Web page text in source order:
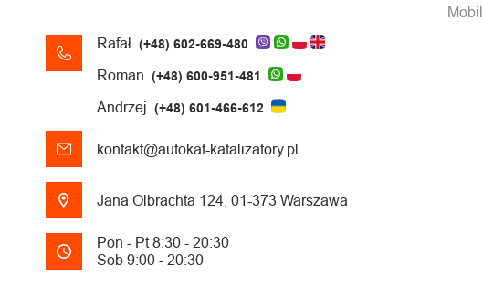
Rafał (+48) 602-669-480
Roman (+48) 600-951-481
Andrzej (+48) 601-466-612
kontakt@autokat-katalizatory.pl
Jana Olbrachta 124, 01-373 Warszawa
Pon - Pt 8:30 - 20:30
Sob 9:00 - 20:30